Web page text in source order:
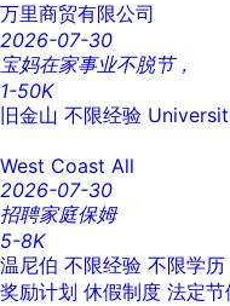
万里商贸有限公司
2026-07-30
宝妈在家事业不脱节，
1-50K
旧金山 不限经验
West Coast All
2026-07-30
招聘家庭保姆
5-8K
温尼伯 不限经验 不限学历
奖励计划 休假制度 法定节